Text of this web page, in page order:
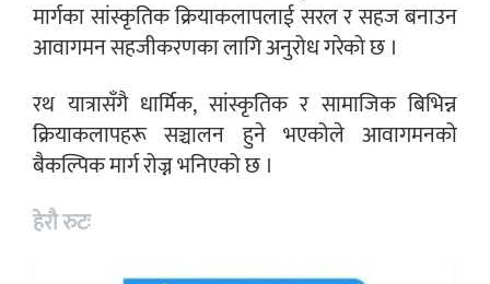
मार्गका सांस्कृतिक क्रियाकलापलाई सरल र सहज बनाउन
आवागमन सहजीकरणका लागि अनुरोध गरेको छ ।
रथ यात्रासँगै धार्मिक, सांस्कृतिक र सामाजिक बिभिन्न
क्रियाकलापहरू सञ्चालन हुने भएकोले आवागमनको
बैकल्पिक मार्ग रोज्न भनिएको छ ।
हेरौ रुटः